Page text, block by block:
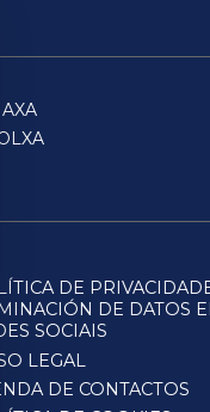
DE
DE DATOS
SOCIAIS
LEGAL
DE CONTACTOS